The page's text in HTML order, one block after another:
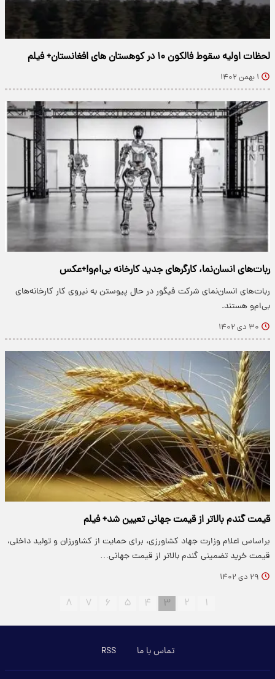
لحظات اولیه سقوط فالکون ۱۰ در کوهستان های افغانستان+ فیلم
۱ بهمن ۱۴۰۲
ربات‌های انسان‌نما، کارگرهای جدید کارخانه بی‌ام‌و!+عکس
ربات‌های انسان‌نمای شرکت فیگور در حال پیوستن به نیروی کار کارخانه‌های
بی‌ام‌و هستند.
۳۰ دی ۱۴۰۲
قیمت گندم بالاتر از قیمت جهانی تعیین شد+ فیلم
براساس اعلام وزارت جهاد کشاورزی، برای حمایت از کشاورزان و تولید داخلی،
قیمت خرید تضمینی گندم بالاتر از قیمت جهانی…
۲۹ دی ۱۴۰۲
۱ ۲ ۳ ۴ ۵ ۶ ۷ ۸
تماس با ما RSS